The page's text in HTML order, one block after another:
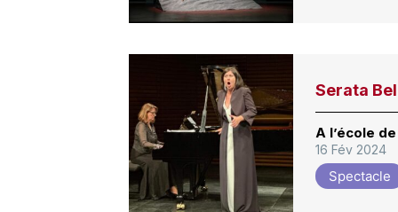
Serata
A l’école
16 Fév 2024
Spectacle